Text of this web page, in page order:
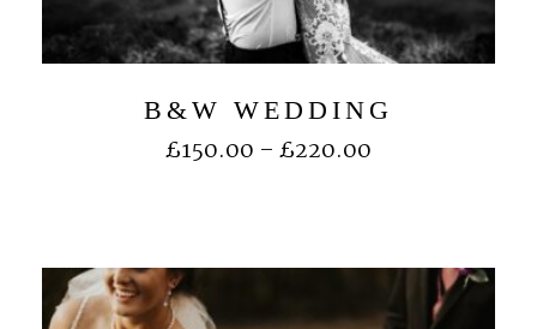
B&W WEDDING
£150.00 – £220.00